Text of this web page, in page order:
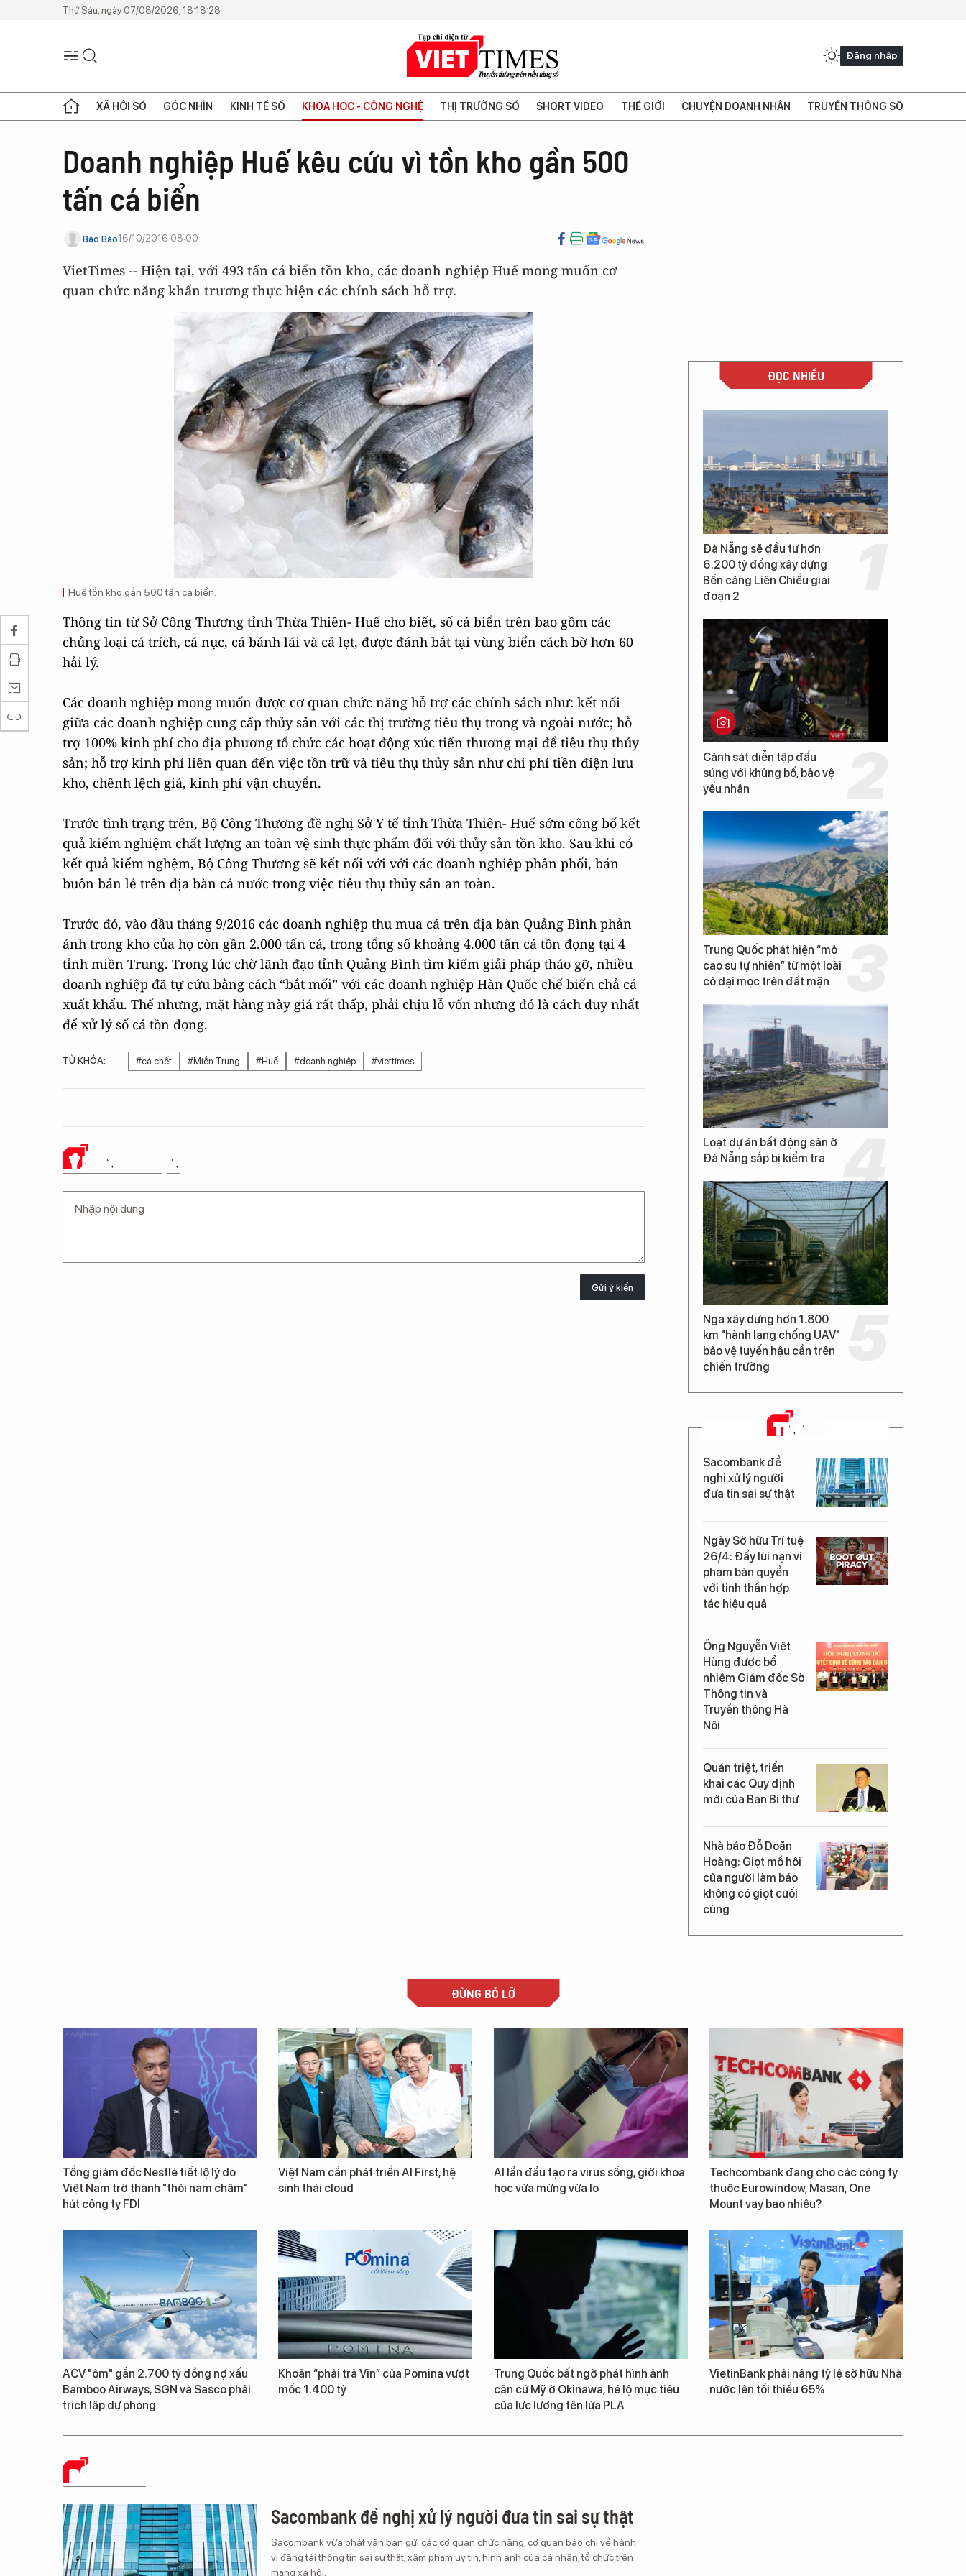
Thứ Sáu, ngày 07/08/2026, 18:18:28
Đăng nhập
XÃ HỘI SỐ GÓC NHÌN KINH TẾ SỐ KHOA HỌC - CÔNG NGHỆ THỊ TRƯỜNG SỐ SHORT VIDEO THẾ GIỚI CHUYỆN DOANH NHÂN TRUYỀN THÔNG SỐ
Doanh nghiệp Huế kêu cứu vì tồn kho gần 500
tấn cá biển
Bảo Bảo16/10/2016 08:00
VietTimes -- Hiện tại, với 493 tấn cá biển tồn kho, các doanh nghiệp Huế mong muốn cơ
quan chức năng khẩn trương thực hiện các chính sách hỗ trợ.
Huế tồn kho gần 500 tấn cá biển.
Thông tin từ Sở Công Thương tỉnh Thừa Thiên- Huế cho biết, số cá biển trên bao gồm các
chủng loại cá trích, cá nục, cá bánh lái và cá lẹt, được đánh bắt tại vùng biển cách bờ hơn 60
hải lý.
Các doanh nghiệp mong muốn được cơ quan chức năng hỗ trợ các chính sách như: kết nối
giữa các doanh nghiệp cung cấp thủy sản với các thị trường tiêu thụ trong và ngoài nước; hỗ
trợ 100% kinh phí cho địa phương tổ chức các hoạt động xúc tiến thương mại để tiêu thụ thủy
sản; hỗ trợ kinh phí liên quan đến việc tồn trữ và tiêu thụ thủy sản như chi phí tiền điện lưu
kho, chênh lệch giá, kinh phí vận chuyển.
Trước tình trạng trên, Bộ Công Thương đề nghị Sở Y tế tỉnh Thừa Thiên- Huế sớm công bố kết
quả kiểm nghiệm chất lượng an toàn vệ sinh thực phẩm đối với thủy sản tồn kho. Sau khi có
kết quả kiểm nghệm, Bộ Công Thương sẽ kết nối với với các doanh nghiệp phân phối, bán
buôn bán lẻ trên địa bàn cả nước trong việc tiêu thụ thủy sản an toàn.
Trước đó, vào đầu tháng 9/2016 các doanh nghiệp thu mua cá trên địa bàn Quảng Bình phản
ánh trong kho của họ còn gần 2.000 tấn cá, trong tổng số khoảng 4.000 tấn cá tồn đọng tại 4
tỉnh miền Trung. Trong lúc chờ lãnh đạo tỉnh Quảng Bình tìm kiếm giải pháp tháo gỡ, nhiều
doanh nghiệp đã tự cứu bằng cách “bắt mối” với các doanh nghiệp Hàn Quốc chế biến chả cá
xuất khẩu. Thế nhưng, mặt hàng này giá rất thấp, phải chịu lỗ vốn nhưng đó là cách duy nhất
để xử lý số cá tồn đọng.
TỪ KHÓA: #cá chết #Miền Trung #Huế #doanh nghiệp #viettimes
Ý KIẾN CỦA BẠN
Gửi ý kiến
ĐỌC NHIỀU
Đà Nẵng sẽ đầu tư hơn
6.200 tỷ đồng xây dựng
Bến cảng Liên Chiểu giai
đoạn 2
Cảnh sát diễn tập đấu
súng với khủng bố, bảo vệ
yếu nhân
Trung Quốc phát hiện “mỏ
cao su tự nhiên” từ một loài
cỏ dại mọc trên đất mặn
Loạt dự án bất động sản ở
Đà Nẵng sắp bị kiểm tra
Nga xây dựng hơn 1.800
km "hành lang chống UAV"
bảo vệ tuyến hậu cần trên
chiến trường
TIN MỚI
Sacombank đề
nghị xử lý người
đưa tin sai sự thật
Ngày Sở hữu Trí tuệ
26/4: Đẩy lùi nạn vi
phạm bản quyền
với tinh thần hợp
tác hiệu quả
Ông Nguyễn Việt
Hùng được bổ
nhiệm Giám đốc Sở
Thông tin và
Truyền thông Hà
Nội
Quán triệt, triển
khai các Quy định
mới của Ban Bí thư
Nhà báo Đỗ Doãn
Hoàng: Giọt mồ hôi
của người làm báo
không có giọt cuối
cùng
ĐỪNG BỎ LỠ
Tổng giám đốc Nestlé tiết lộ lý do
Việt Nam trở thành "thỏi nam châm"
hút công ty FDI
Việt Nam cần phát triển AI First, hệ
sinh thái cloud
AI lần đầu tạo ra virus sống, giới khoa
học vừa mừng vừa lo
Techcombank đang cho các công ty
thuộc Eurowindow, Masan, One
Mount vay bao nhiêu?
ACV "ôm" gần 2.700 tỷ đồng nợ xấu
Bamboo Airways, SGN và Sasco phải
trích lập dự phòng
Khoản “phải trả Vin” của Pomina vượt
mốc 1.400 tỷ
Trung Quốc bất ngờ phát hình ảnh
căn cứ Mỹ ở Okinawa, hé lộ mục tiêu
của lực lượng tên lửa PLA
VietinBank phải nâng tỷ lệ sở hữu Nhà
nước lên tối thiểu 65%
BÁO CHÍ SỐ
Sacombank đề nghị xử lý người đưa tin sai sự thật
Sacombank vừa phát văn bản gửi các cơ quan chức năng, cơ quan báo chí về hành
vi đăng tải thông tin sai sự thật, xâm phạm uy tín, hình ảnh của cá nhân, tổ chức trên
mạng xã hội.